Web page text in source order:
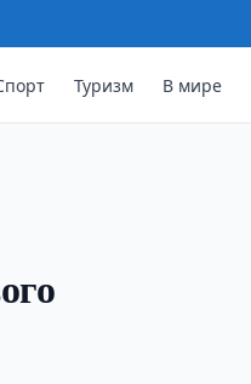
Туризм В мире